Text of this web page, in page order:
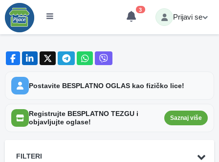
3
Prijavi se
Postavite BESPLATNO OGLAS kao fizičko lice!
Registrujte BESPLATNO TEZGU i
objavljujte oglase!
Saznaj više
FILTERI